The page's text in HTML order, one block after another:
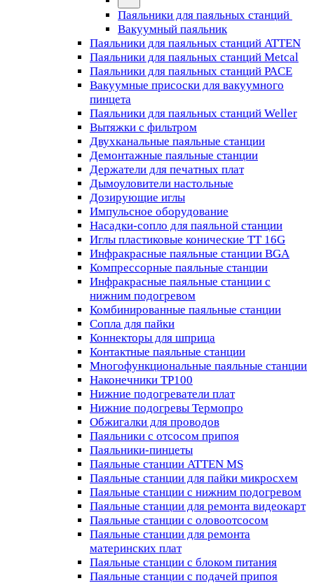
Паяльники для паяльных станций
Вакуумный паяльник
Паяльники для паяльных станций ATTEN
Паяльники для паяльных станций Metcal
Паяльники для паяльных станций PACE
Вакуумные присоски для вакуумного
пинцета
Паяльники для паяльных станций Weller
Вытяжки с фильтром
Двухканальные паяльные станции
Демонтажные паяльные станции
Держатели для печатных плат
Дымоуловители настольные
Дозирующие иглы
Импульсное оборудование
Насадки-сопло для паяльной станции
Иглы пластиковые конические TT 16G
Инфракрасные паяльные станции BGA
Компрессорные паяльные станции
Инфракрасные паяльные станции с
нижним подогревом
Комбинированные паяльные станции
Сопла для пайки
Коннекторы для шприца
Контактные паяльные станции
Многофункциональные паяльные станции
Наконечники TP100
Нижние подогреватели плат
Нижние подогревы Термопро
Обжигалки для проводов
Паяльники с отсосом припоя
Паяльники-пинцеты
Паяльные станции ATTEN MS
Паяльные станции для пайки микросхем
Паяльные станции с нижним подогревом
Паяльные станции для ремонта видеокарт
Паяльные станции с оловоотсосом
Паяльные станции для ремонта
материнских плат
Паяльные станции с блоком питания
Паяльные станции с подачей припоя